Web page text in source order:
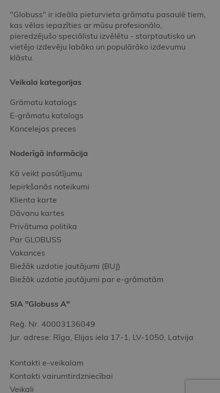
"Globuss" ir ideāla pieturvieta grāmatu pasaulē tiem,
kas vēlas iepazīties ar mūsu profesionālo,
pieredzējušo speciālistu izvēlētu - starptautisko un
vietējo izdevēju labāko un populārāko izdevumu
klāstu.
Veikala kategorijas
Grāmatu katalogs
E-grāmatu katalogs
Kancelejas preces
Noderīgā informācija
Kā veikt pasūtījumu
Iepirkšanās noteikumi
Klienta karte
Dāvanu kartes
Privātuma politika
Par GLOBUSS
Vakances
Biežāk uzdotie jautājumi (BUJ)
Biežāk uzdotie jautājumi par e-grāmatām
SIA "Globuss A"
Reģ. Nr. 40003136049
Jur. adrese: Rīga, Elijas iela 17-1, LV-1050, Latvija
Kontakti e-veikalam
Kontakti vairumtirdzniecībai
Veikali